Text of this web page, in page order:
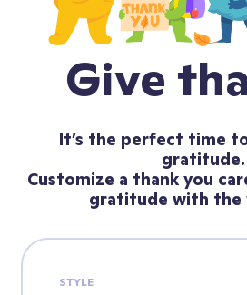
Give
It’s the perfect time
gratitude.
Customize a thank you
gratitude with the
STYLE